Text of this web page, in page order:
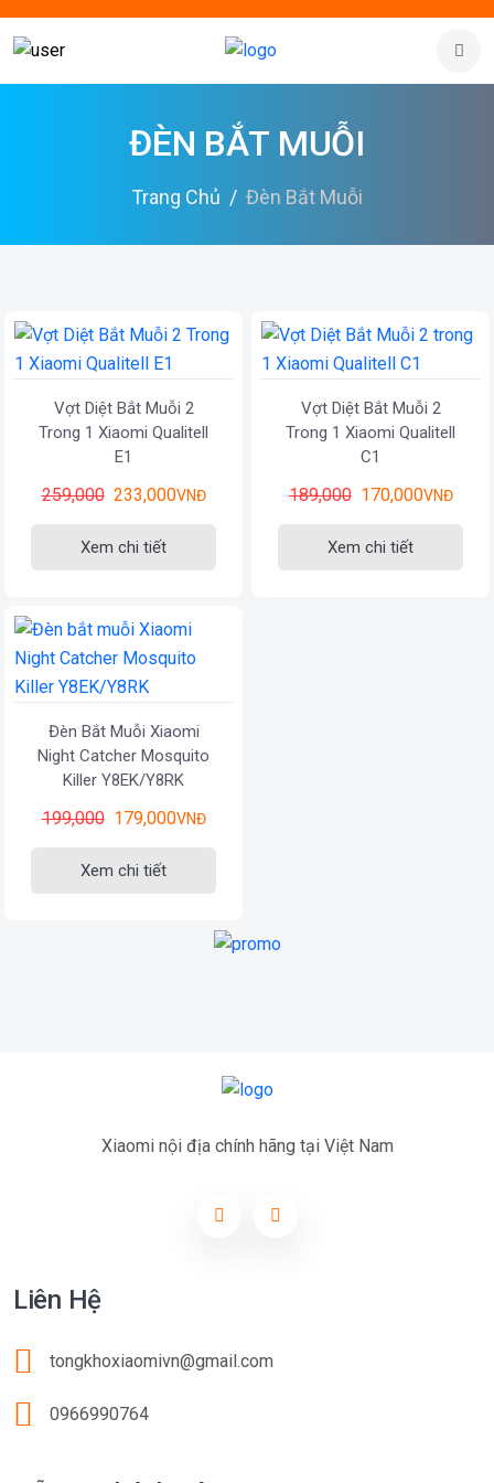
ĐÈN BẮT MUỖI
Trang Chủ Đèn Bắt Muỗi
Vợt Diệt Bắt Muỗi 2
Trong 1 Xiaomi Qualitell
E1
259,000 233,000VNĐ
Xem chi tiết
Vợt Diệt Bắt Muỗi 2
Trong 1 Xiaomi Qualitell
C1
189,000 170,000VNĐ
Xem chi tiết
Đèn Bắt Muỗi Xiaomi
Night Catcher Mosquito
Killer Y8EK/Y8RK
199,000 179,000VNĐ
Xem chi tiết
Xiaomi nội địa chính hãng tại Việt Nam
Liên Hệ
tongkhoxiaomivn@gmail.com
0966990764